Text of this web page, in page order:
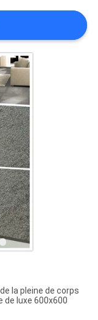
la pleine de corps
de luxe 600x600